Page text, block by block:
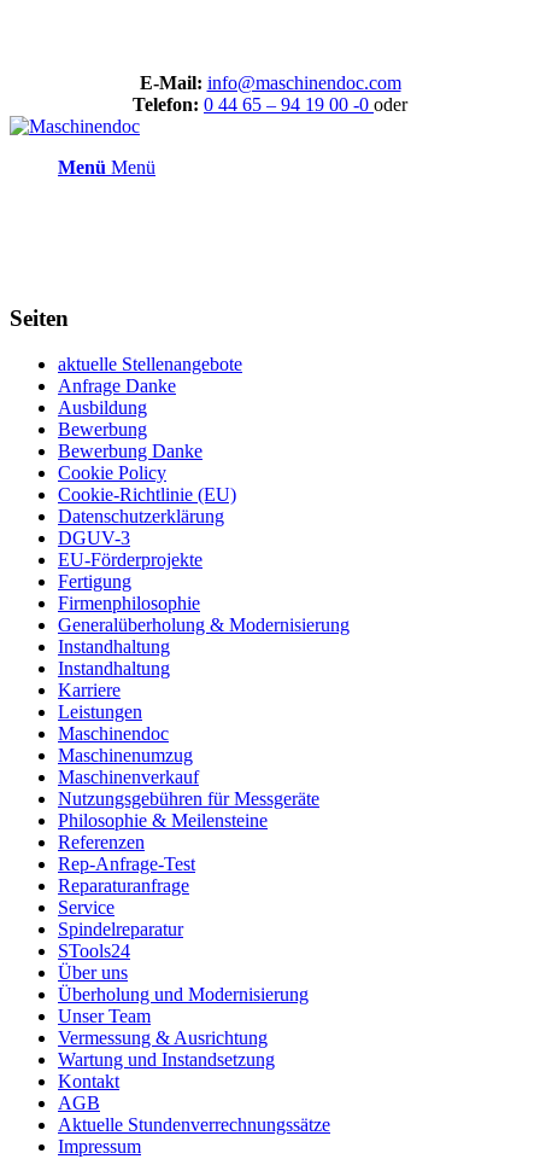
E-Mail: info@maschinendoc.com
Telefon: 0 44 65 – 94 19 00 -0 oder
Menü Menü
Seiten
aktuelle Stellenangebote
Anfrage Danke
Ausbildung
Bewerbung
Bewerbung Danke
Cookie Policy
Cookie-Richtlinie (EU)
Datenschutzerklärung
DGUV-3
EU-Förderprojekte
Fertigung
Firmenphilosophie
Generalüberholung & Modernisierung
Instandhaltung
Instandhaltung
Karriere
Leistungen
Maschinendoc
Maschinenumzug
Maschinenverkauf
Nutzungsgebühren für Messgeräte
Philosophie & Meilensteine
Referenzen
Rep-Anfrage-Test
Reparaturanfrage
Service
Spindelreparatur
STools24
Über uns
Überholung und Modernisierung
Unser Team
Vermessung & Ausrichtung
Wartung und Instandsetzung
Kontakt
AGB
Aktuelle Stundenverrechnungssätze
Impressum